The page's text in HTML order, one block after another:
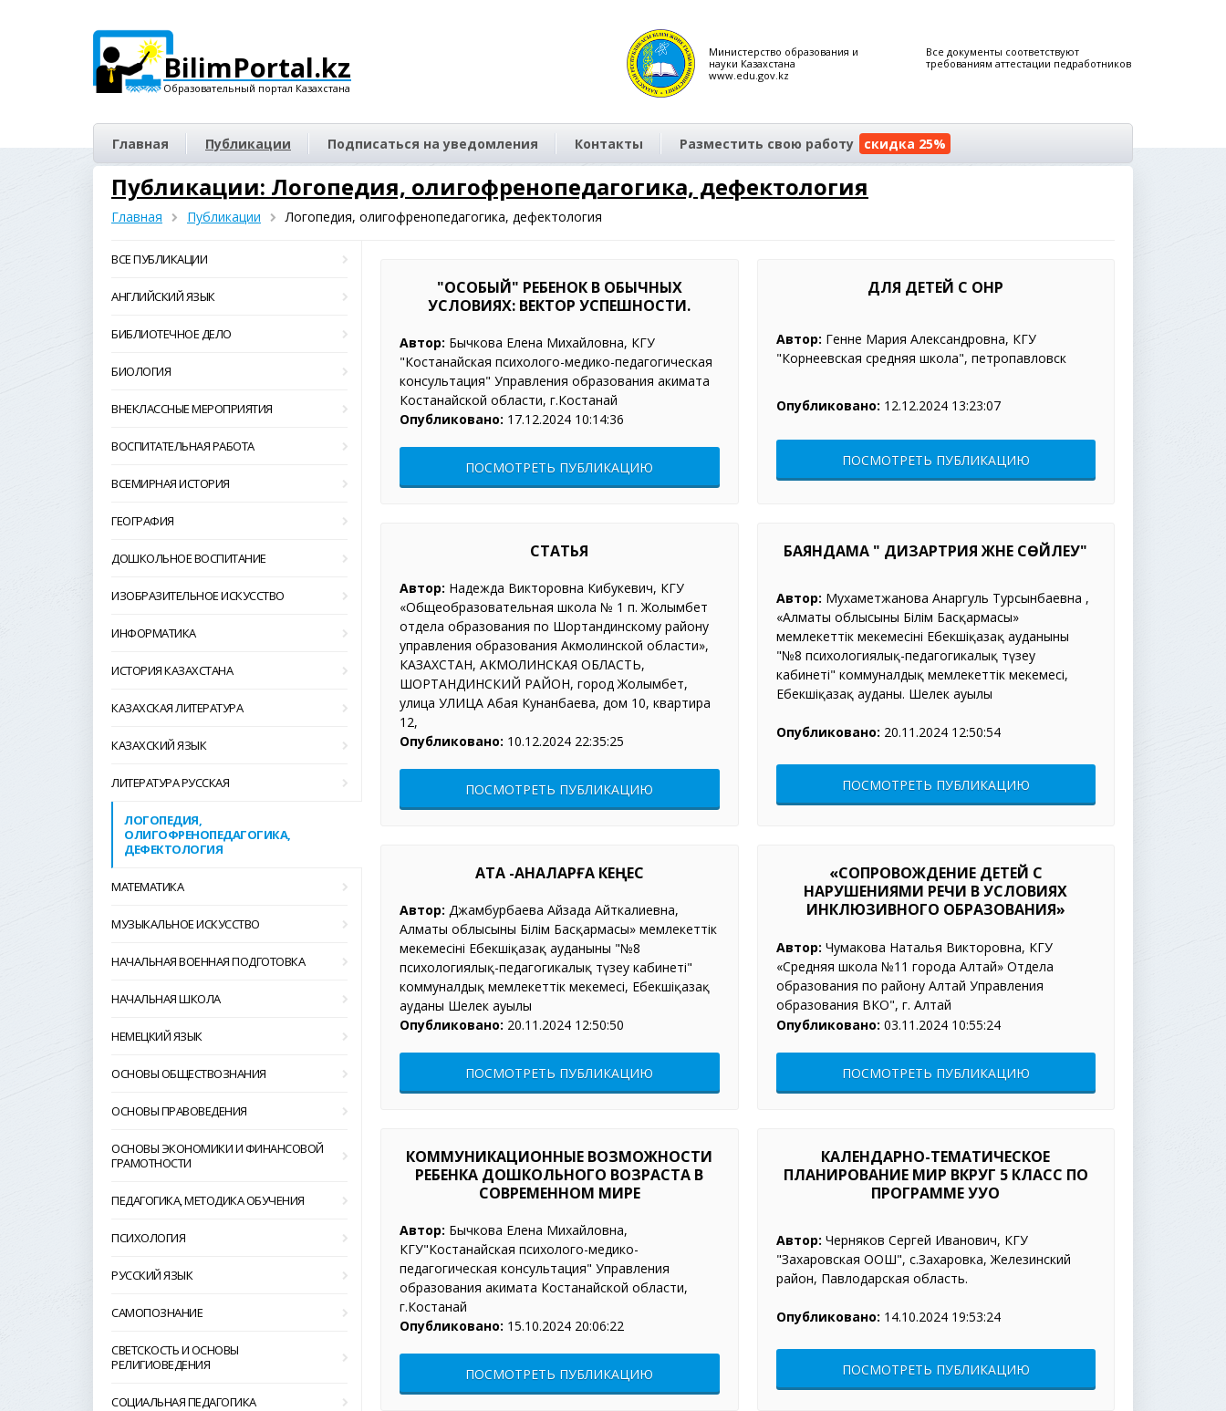
BilimPortal.kz
Образовательный портал Казахстана
Министерство образования и
науки Казахстана
www.edu.gov.kz
Все документы соответствуют
требованиям аттестации педработников
Главная Публикации Подписаться на уведомления Контакты Разместить свою работу скидка 25%
Публикации: Логопедия, олигофренопедагогика, дефектология
Главная Публикации Логопедия, олигофренопедагогика, дефектология
ВСЕ ПУБЛИКАЦИИ
АНГЛИЙСКИЙ ЯЗЫК
БИБЛИОТЕЧНОЕ ДЕЛО
БИОЛОГИЯ
ВНЕКЛАССНЫЕ МЕРОПРИЯТИЯ
ВОСПИТАТЕЛЬНАЯ РАБОТА
ВСЕМИРНАЯ ИСТОРИЯ
ГЕОГРАФИЯ
ДОШКОЛЬНОЕ ВОСПИТАНИЕ
ИЗОБРАЗИТЕЛЬНОЕ ИСКУССТВО
ИНФОРМАТИКА
ИСТОРИЯ КАЗАХСТАНА
КАЗАХСКАЯ ЛИТЕРАТУРА
КАЗАХСКИЙ ЯЗЫК
ЛИТЕРАТУРА РУССКАЯ
ЛОГОПЕДИЯ,
ОЛИГОФРЕНОПЕДАГОГИКА,
ДЕФЕКТОЛОГИЯ
МАТЕМАТИКА
МУЗЫКАЛЬНОЕ ИСКУССТВО
НАЧАЛЬНАЯ ВОЕННАЯ ПОДГОТОВКА
НАЧАЛЬНАЯ ШКОЛА
НЕМЕЦКИЙ ЯЗЫК
ОСНОВЫ ОБЩЕСТВОЗНАНИЯ
ОСНОВЫ ПРАВОВЕДЕНИЯ
ОСНОВЫ ЭКОНОМИКИ И ФИНАНСОВОЙ
ГРАМОТНОСТИ
ПЕДАГОГИКА, МЕТОДИКА ОБУЧЕНИЯ
ПСИХОЛОГИЯ
РУССКИЙ ЯЗЫК
САМОПОЗНАНИЕ
СВЕТСКОСТЬ И ОСНОВЫ
РЕЛИГИОВЕДЕНИЯ
СОЦИАЛЬНАЯ ПЕДАГОГИКА
"ОСОБЫЙ" РЕБЕНОК В ОБЫЧНЫХ
УСЛОВИЯХ: ВЕКТОР УСПЕШНОСТИ.
Автор: Бычкова Елена Михайловна, КГУ
"Костанайская психолого-медико-педагогическая
консультация" Управления образования акимата
Костанайской области, г.Костанай
Опубликовано: 17.12.2024 10:14:36
ПОСМОТРЕТЬ ПУБЛИКАЦИЮ
ДЛЯ ДЕТЕЙ С ОНР
Автор: Генне Мария Александровна, КГУ
"Корнеевская средняя школа", петропавловск
Опубликовано: 12.12.2024 13:23:07
ПОСМОТРЕТЬ ПУБЛИКАЦИЮ
СТАТЬЯ
Автор: Надежда Викторовна Кибукевич, КГУ
«Общеобразовательная школа № 1 п. Жолымбет
отдела образования по Шортандинскому району
управления образования Акмолинской области»,
КАЗАХСТАН, АКМОЛИНСКАЯ ОБЛАСТЬ,
ШОРТАНДИНСКИЙ РАЙОН, город Жолымбет,
улица УЛИЦА Абая Кунанбаева, дом 10, квартира
12,
Опубликовано: 10.12.2024 22:35:25
ПОСМОТРЕТЬ ПУБЛИКАЦИЮ
БАЯНДАМА " ДИЗАРТРИЯ ЖӘНЕ СӨЙЛЕУ"
Автор: Мухаметжанова Анаргуль Турсынбаевна ,
«Алматы облысының Білім Басқармасы»
мемлекеттік мекемесінің Еңбекшіқазақ ауданының
"№8 психологиялық-педагогикалық түзеу
кабинеті" коммуналдық мемлекеттік мекемесі,
Еңбекшіқазақ ауданы. Шелек ауылы
Опубликовано: 20.11.2024 12:50:54
ПОСМОТРЕТЬ ПУБЛИКАЦИЮ
АТА -АНАЛАРҒА КЕҢЕС
Автор: Джамбурбаева Айзада Айткалиевна,
Алматы облысының Білім Басқармасы» мемлекеттік
мекемесінің Еңбекшіқазақ ауданының "№8
психологиялық-педагогикалық түзеу кабинеті"
коммуналдық мемлекеттік мекемесі, Еңбекшіқазақ
ауданы Шелек ауылы
Опубликовано: 20.11.2024 12:50:50
ПОСМОТРЕТЬ ПУБЛИКАЦИЮ
«СОПРОВОЖДЕНИЕ ДЕТЕЙ С
НАРУШЕНИЯМИ РЕЧИ В УСЛОВИЯХ
ИНКЛЮЗИВНОГО ОБРАЗОВАНИЯ»
Автор: Чумакова Наталья Викторовна, КГУ
«Средняя школа №11 города Алтай» Отдела
образования по району Алтай Управления
образования ВКО", г. Алтай
Опубликовано: 03.11.2024 10:55:24
ПОСМОТРЕТЬ ПУБЛИКАЦИЮ
КОММУНИКАЦИОННЫЕ ВОЗМОЖНОСТИ
РЕБЕНКА ДОШКОЛЬНОГО ВОЗРАСТА В
СОВРЕМЕННОМ МИРЕ
Автор: Бычкова Елена Михайловна,
КГУ"Костанайская психолого-медико-
педагогическая консультация" Управления
образования акимата Костанайской области,
г.Костанай
Опубликовано: 15.10.2024 20:06:22
ПОСМОТРЕТЬ ПУБЛИКАЦИЮ
КАЛЕНДАРНО-ТЕМАТИЧЕСКОЕ
ПЛАНИРОВАНИЕ МИР ВКРУГ 5 КЛАСС ПО
ПРОГРАММЕ УУО
Автор: Черняков Сергей Иванович, КГУ
"Захаровская ООШ", с.Захаровка, Железинский
район, Павлодарская область.
Опубликовано: 14.10.2024 19:53:24
ПОСМОТРЕТЬ ПУБЛИКАЦИЮ